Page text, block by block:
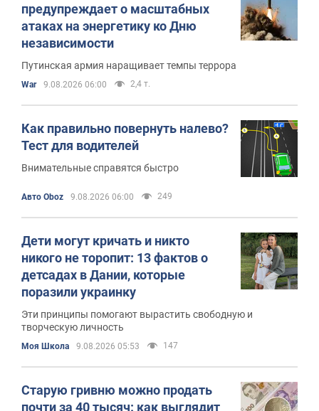
предупреждает о масштабных
атаках на энергетику ко Дню
независимости
Путинская армия наращивает темпы террора
War 9.08.2026 06:00 2,4 т.
Как правильно повернуть налево?
Тест для водителей
Внимательные справятся быстро
Авто Oboz 9.08.2026 06:00 249
Дети могут кричать и никто
никого не торопит: 13 фактов о
детсадах в Дании, которые
поразили украинку
Эти принципы помогают вырастить свободную и
творческую личность
Моя Школа 9.08.2026 05:53 147
Старую гривню можно продать
почти за 40 тысяч: как выглядит